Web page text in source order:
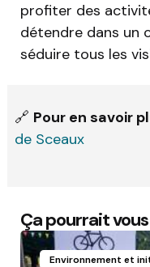
profiter des
détendre dans un
séduire tous les
🔗 Pour en savoir
de Sceaux
Ça pourrait
Environnement et